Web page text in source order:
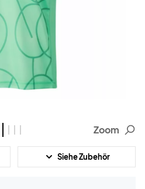
Zoom
Siehe Zubehör